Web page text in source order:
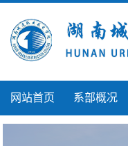
网站首页 系部概况